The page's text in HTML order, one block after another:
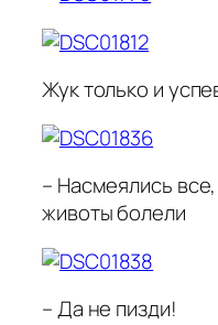
Жук только и
– Насмеялись
животы болели
– Да не пизди!